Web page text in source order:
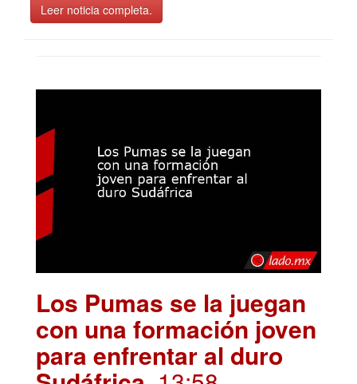
Leer noticia completa.
Los Pumas se la juegan
con una formación joven
para enfrentar al duro